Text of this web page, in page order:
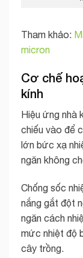
Tham khảo:
micron
Cơ chế
kính
Hiệu ứng nhà
chiếu vào để
lớn bức xạ
ngăn không
Chống sốc
nắng gắt đột
ngăn cách
mức nhiệt độ
cây trồng.